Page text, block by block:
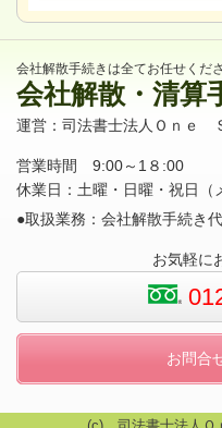
会社解散手続きは全てお任せくださ
会社解散・清算
運営：司法書士法人Ｏｎｅ
営業時間 9:00～1８:00
休業日：土曜・日曜・祝日（
●取扱業務：会社解散手続き
お気軽に
お問合